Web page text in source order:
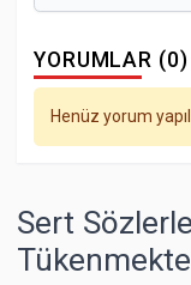
YORUMLAR (0)
Henüz yorum
Sert